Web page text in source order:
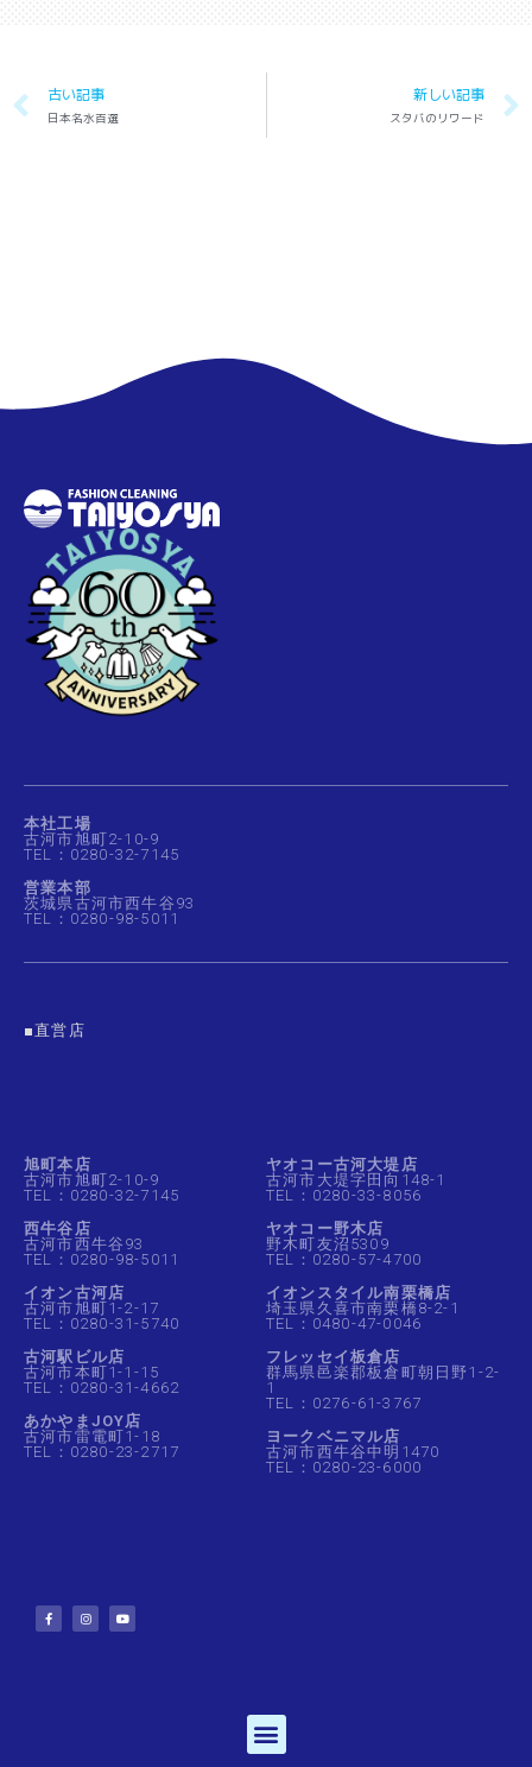
古い記事
日本名水百選
新しい記事
スタバのリワード
本社工場
古河市旭町2-10-9
TEL：0280-32-7145
営業本部
茨城県古河市西牛谷93
TEL：0280-98-5011
■直営店
旭町本店
古河市旭町2-10-9
TEL：0280-32-7145
西牛谷店
古河市西牛谷93
TEL：0280-98-5011
イオン古河店
古河市旭町1-2-17
TEL：0280-31-5740
古河駅ビル店
古河市本町1-1-15
TEL：0280-31-4662
あかやまJOY店
古河市雷電町1-18
TEL：0280-23-2717
ヤオコー古河大堤店
古河市大堤字田向148-1
TEL：0280-33-8056
ヤオコー野木店
野木町友沼5309
TEL：0280-57-4700
イオンスタイル南栗橋店
埼玉県久喜市南栗橋8-2-1
TEL：0480-47-0046
フレッセイ板倉店
群馬県邑楽郡板倉町朝日野1-2-
1
TEL：0276-61-3767
ヨークベニマル店
古河市西牛谷中明1470
TEL：0280-23-6000